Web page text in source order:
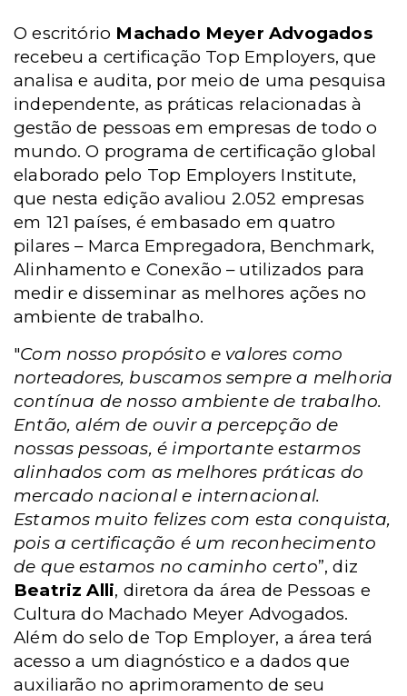
O escritório Machado Meyer Advogados
recebeu a certificação Top Employers, que
analisa e audita, por meio de uma pesquisa
independente, as práticas relacionadas à
gestão de pessoas em empresas de todo o
mundo. O programa de certificação global
elaborado pelo Top Employers Institute,
que nesta edição avaliou 2.052 empresas
em 121 países, é embasado em quatro
pilares – Marca Empregadora, Benchmark,
Alinhamento e Conexão – utilizados para
medir e disseminar as melhores ações no
ambiente de trabalho.
"Com nosso propósito e valores como
norteadores, buscamos sempre a melhoria
contínua de nosso ambiente de trabalho.
Então, além de ouvir a percepção de
nossas pessoas, é importante estarmos
alinhados com as melhores práticas do
mercado nacional e internacional.
Estamos muito felizes com esta conquista,
pois a certificação é um reconhecimento
de que estamos no caminho certo”, diz
Beatriz Alli, diretora da área de Pessoas e
Cultura do Machado Meyer Advogados.
Além do selo de Top Employer, a área terá
acesso a um diagnóstico e a dados que
auxiliarão no aprimoramento de seu